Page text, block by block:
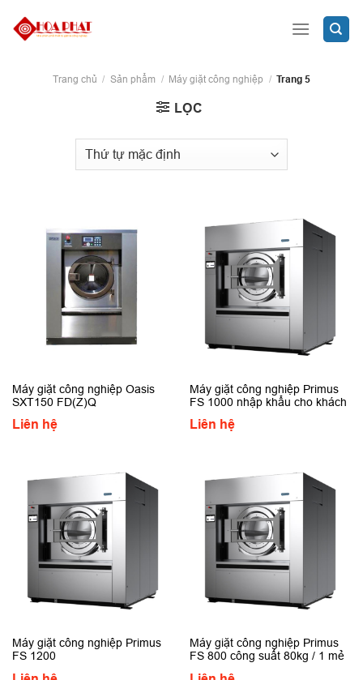
Trang chủ / Sản phẩm / Máy giặt công nghiệp / Trang 5
LỌC
Máy giặt công nghiệp Oasis
SXT150 FD(Z)Q
Liên hệ
Máy giặt công nghiệp Primus
FS 1000 nhập khẩu cho khách
Liên hệ
Máy giặt công nghiệp Primus
FS 1200
Máy giặt công nghiệp Primus
FS 800 công suất 80kg / 1 mẻ